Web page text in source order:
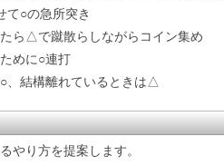
て○の急所突き
ら△で蹴散らしながらコイン集め
めに○連打
、結構離れているときは△
やり方を提案します。